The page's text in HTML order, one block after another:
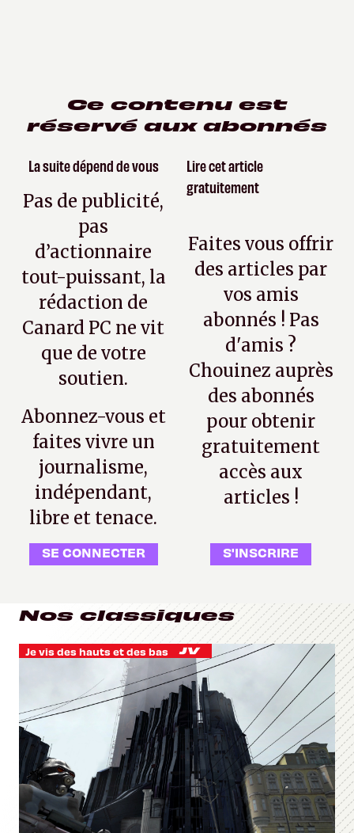
Ce contenu est
réservé aux abonnés
La suite dépend de vous
Pas de publicité,
pas
d’actionnaire
tout-puissant, la
rédaction de
Canard PC ne vit
que de votre
soutien.
Abonnez-vous et
faites vivre un
journalisme,
indépendant,
libre et tenace.
SE CONNECTER
Lire cet article
gratuitement
Faites vous offrir
des articles par
vos amis
abonnés ! Pas
d'amis ?
Chouinez auprès
des abonnés
pour obtenir
gratuitement
accès aux
articles !
S'INSCRIRE
Nos classiques
Je vis des hauts et des bas